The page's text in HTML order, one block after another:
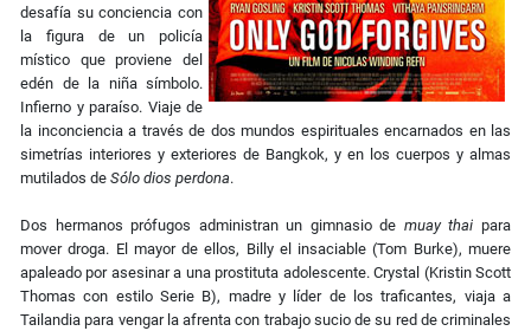
desafía su conciencia con
la figura de un policía
místico que proviene del
edén de la niña símbolo.
Infierno y paraíso. Viaje de
la inconciencia a través de dos mundos espirituales encarnados en las
simetrías interiores y exteriores de Bangkok, y en los cuerpos y almas
mutilados de Sólo dios perdona.
Dos hermanos prófugos administran un gimnasio de muay thai para
mover droga. El mayor de ellos, Billy el insaciable (Tom Burke), muere
apaleado por asesinar a una prostituta adolescente. Crystal (Kristin Scott
Thomas con estilo Serie B), madre y líder de los traficantes, viaja a
Tailandia para vengar la afrenta con trabajo sucio de su red de criminales